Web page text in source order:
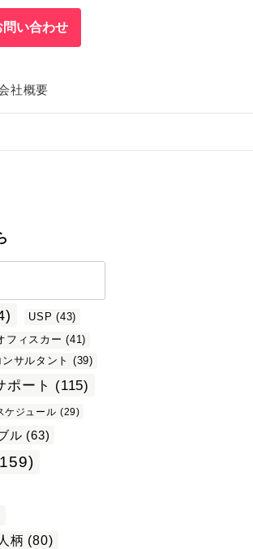
問い合わせ
社概要
USP (43)
フィスカー (41)
ンサルタント (39)
ポート (115)
ケジュール (29)
ル (63)
人柄 (80)